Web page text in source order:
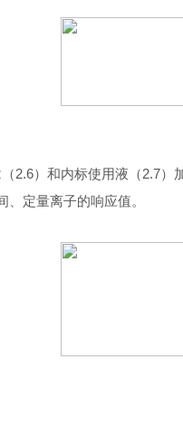
2.6）和内标使用液（2.7
定量离子的响应值。